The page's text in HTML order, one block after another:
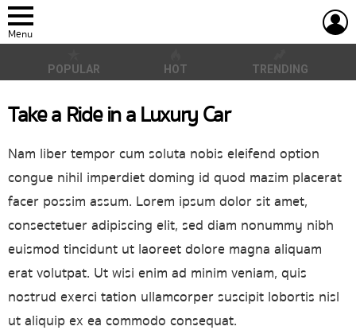
Menu
POPULAR HOT TRENDING
Take a Ride in a Luxury Car
Nam liber tempor cum soluta nobis eleifend option
congue nihil imperdiet doming id quod mazim placerat
facer possim assum. Lorem ipsum dolor sit amet,
consectetuer adipiscing elit, sed diam nonummy nibh
euismod tincidunt ut laoreet dolore magna aliquam
erat volutpat. Ut wisi enim ad minim veniam, quis
nostrud exerci tation ullamcorper suscipit lobortis nisl
ut aliquip ex ea commodo consequat.